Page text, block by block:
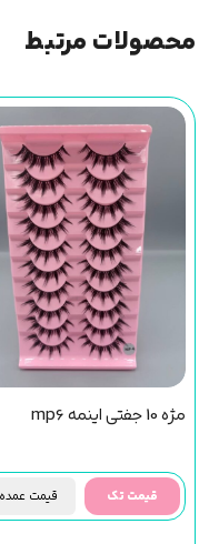
محصولات مرتبط
مژه 10 جفتی اینمه mp6
قیمت تک قیمت عمده